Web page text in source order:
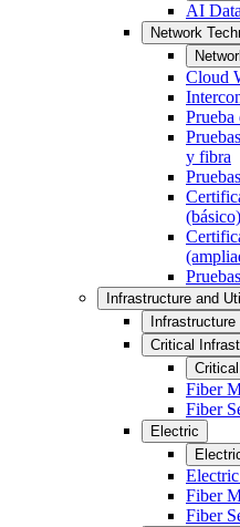
AI
Network
Cloud
Prueba
y fibra
(básico)
Infrastructure and
Critical
Fiber
Fiber
Electric
Fiber
Fiber